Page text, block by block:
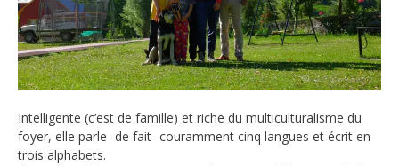
Intelligente (c’est de famille) et riche du multiculturalisme du
foyer, elle parle -de fait- couramment cinq langues et écrit en
trois alphabets.